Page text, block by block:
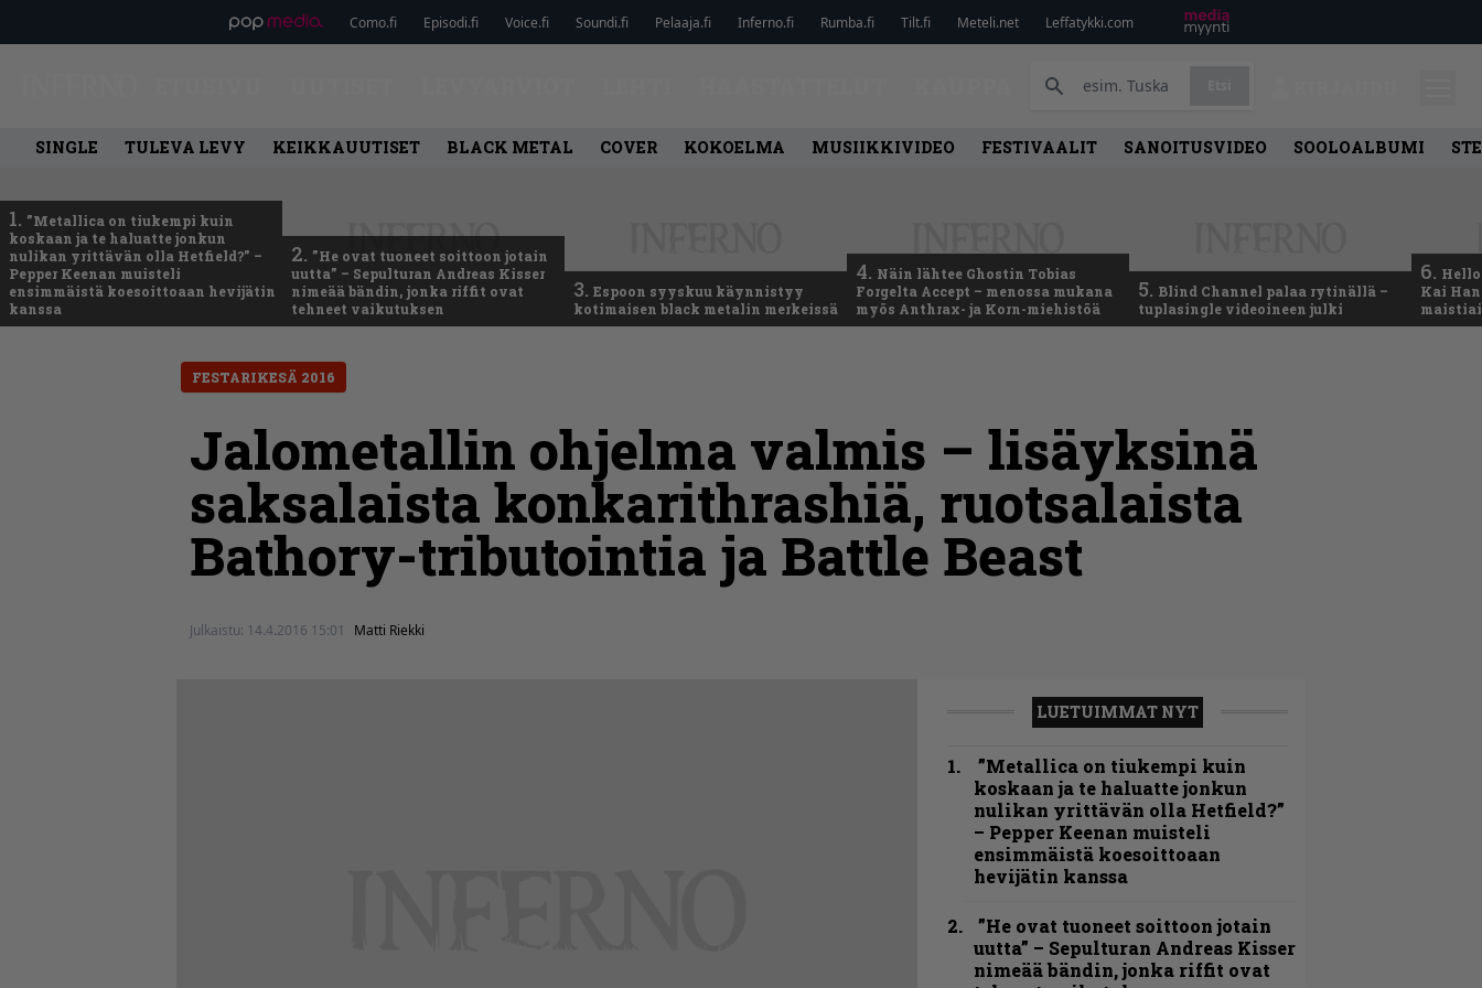
Como.fi Episodi.fi Voice.fi Soundi.fi Pelaaja.fi Inferno.fi Rumba.fi Tilt.fi Meteli.net Leffatykki.com
SINGLE TULEVA LEVY KEIKKAUUTISET BLACK METAL COVER KOKOELMA MUSIIKKIVIDEO FESTIVAALIT SANOITUSVIDEO SOOLOALBUMI
1. ”Metallica on tiukempi kuin
koskaan ja te haluatte jonkun
nulikan yrittävän olla Hetfield?” –
Pepper Keenan muisteli
ensimmäistä koesoittoaan hevijätin
kanssa
2. ”He ovat tuoneet soittoon jotain
uutta” – Sepulturan Andreas Kisser
nimeää bändin, jonka riffit ovat
tehneet vaikutuksen
3. Espoon syyskuu käynnistyy
kotimaisen black metalin merkeissä
4. Näin lähtee Ghostin Tobias
Forgelta Accept – menossa mukana
myös Anthrax- ja Korn-miehistöä
5. Blind Channel palaa rytinällä –
tuplasingle videoineen julki
6.
Kai
FESTARIKESÄ 2016
Jalometallin ohjelma valmis – lisäyksinä
saksalaista konkarithrashiä, ruotsalaista
Bathory-tributointia ja Battle Beast
Julkaistu: 14.4.2016 15:01 Matti Riekki
LUETUIMMAT NYT
”Metallica on tiukempi kuin
koskaan ja te haluatte jonkun
nulikan yrittävän olla Hetfield?”
– Pepper Keenan muisteli
ensimmäistä koesoittoaan
hevijätin kanssa
”He ovat tuoneet soittoon jotain
uutta” – Sepulturan Andreas Kisser
nimeää bändin, jonka riffit ovat